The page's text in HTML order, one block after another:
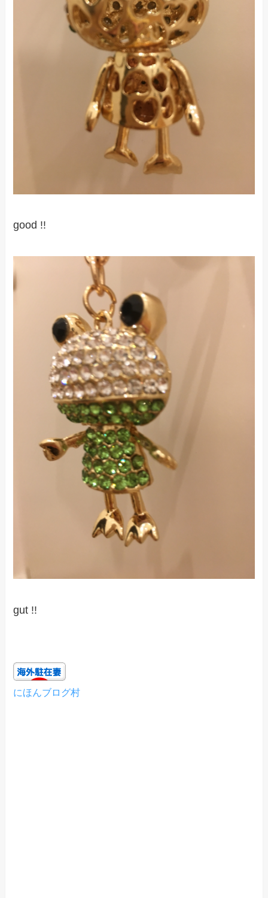
good !!
gut !!
にほんブログ村